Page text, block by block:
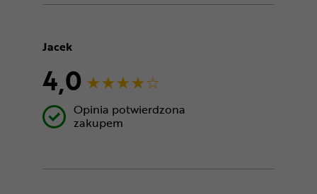
Jacek
4,0
Opinia potwierdzona
zakupem